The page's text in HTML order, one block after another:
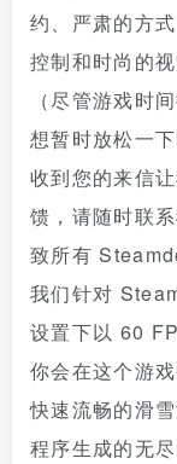
约、严肃的方
控制和时尚的
（尽管游戏时
想暂时放松一下
收到您的来信
馈，请随时联
致所有
我们针对
设置下以 60
你会在这个游
快速流畅的滑
程序生成的无